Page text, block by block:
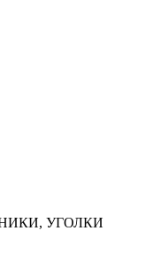
УГОЛКИ